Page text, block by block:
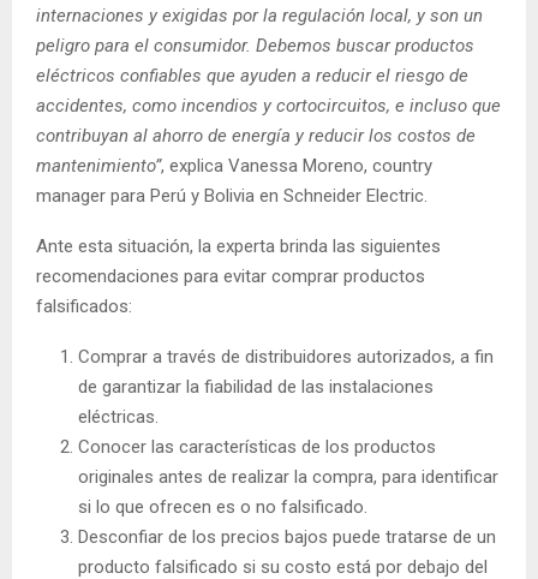
internaciones y exigidas por la regulación local, y son un
peligro para el consumidor. Debemos buscar productos
eléctricos confiables que ayuden a reducir el riesgo de
accidentes, como incendios y cortocircuitos, e incluso que
contribuyan al ahorro de energía y reducir los costos de
mantenimiento”, explica Vanessa Moreno, country
manager para Perú y Bolivia en Schneider Electric.
Ante esta situación, la experta brinda las siguientes
recomendaciones para evitar comprar productos
falsificados:
Comprar a través de distribuidores autorizados, a fin
de garantizar la fiabilidad de las instalaciones
eléctricas.
Conocer las características de los productos
originales antes de realizar la compra, para identificar
si lo que ofrecen es o no falsificado.
Desconfiar de los precios bajos puede tratarse de un
producto falsificado si su costo está por debajo del